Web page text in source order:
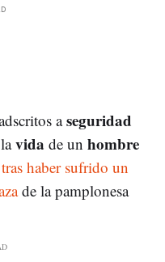
aseguridad
vida de un hombre
tras haber sufrido un
de la pamplonesa